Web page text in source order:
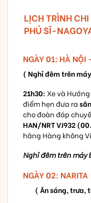
LỊCH TRÌNH
PHÚ SĨ-
NGÀY 01: HÀ NỘI
( Nghỉ đêm trên
21h30:Xe và
điểm hẹn đưa ra
cho đoàn đáp
HAN/NRTVJ932
hãng Hàng không
Nghỉ đêm trên máy
NGÀY 02:
( Ăn sáng, trưa,